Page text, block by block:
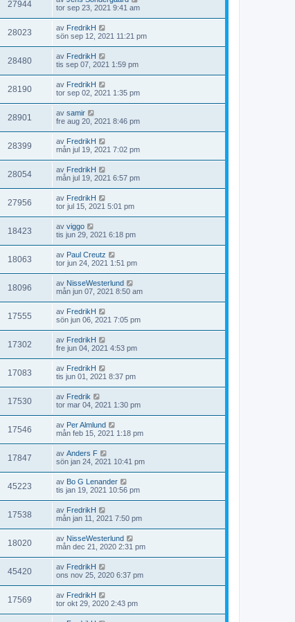
27944
tor sep 23, 2021 9:41 am
28023 av FredrikH
sön sep 12, 2021 11:21 pm
28480 av FredrikH
tis sep 07, 2021 1:59 pm
28190 av FredrikH
tor sep 02, 2021 1:35 pm
28901 av samir
fre aug 20, 2021 8:46 pm
28399 av FredrikH
mån jul 19, 2021 7:02 pm
28054 av FredrikH
mån jul 19, 2021 6:57 pm
27956 av FredrikH
tor jul 15, 2021 5:01 pm
18423 av viggo
tis jun 29, 2021 6:18 pm
18063 av Paul Creutz
tor jun 24, 2021 1:51 pm
18096 av NisseWesterlund
mån jun 07, 2021 8:50 am
17555 av FredrikH
sön jun 06, 2021 7:05 pm
17302 av FredrikH
fre jun 04, 2021 4:53 pm
17083 av FredrikH
tis jun 01, 2021 8:37 pm
17530 av Fredrik
tor mar 04, 2021 1:30 pm
17546 av Per Almlund
mån feb 15, 2021 1:18 pm
17847 av Anders F
sön jan 24, 2021 10:41 pm
45223 av Bo G Lenander
tis jan 19, 2021 10:56 pm
17538 av FredrikH
mån jan 11, 2021 7:50 pm
18020 av NisseWesterlund
mån dec 21, 2020 2:31 pm
45420 av FredrikH
ons nov 25, 2020 6:37 pm
17569 av FredrikH
tor okt 29, 2020 2:43 pm